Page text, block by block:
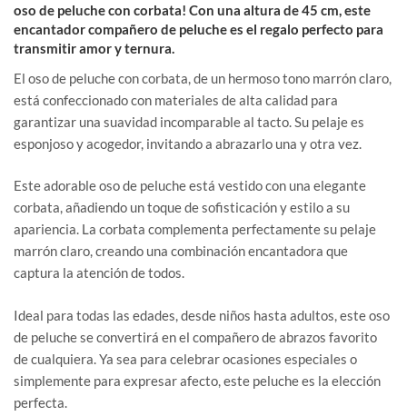
oso de peluche con corbata! Con una altura de 45 cm, este
encantador compañero de peluche es el regalo perfecto para
transmitir amor y ternura.
El oso de peluche con corbata, de un hermoso tono marrón claro,
está confeccionado con materiales de alta calidad para
garantizar una suavidad incomparable al tacto. Su pelaje es
esponjoso y acogedor, invitando a abrazarlo una y otra vez.
Este adorable oso de peluche está vestido con una elegante
corbata, añadiendo un toque de sofisticación y estilo a su
apariencia. La corbata complementa perfectamente su pelaje
marrón claro, creando una combinación encantadora que
captura la atención de todos.
Ideal para todas las edades, desde niños hasta adultos, este oso
de peluche se convertirá en el compañero de abrazos favorito
de cualquiera. Ya sea para celebrar ocasiones especiales o
simplemente para expresar afecto, este peluche es la elección
perfecta.